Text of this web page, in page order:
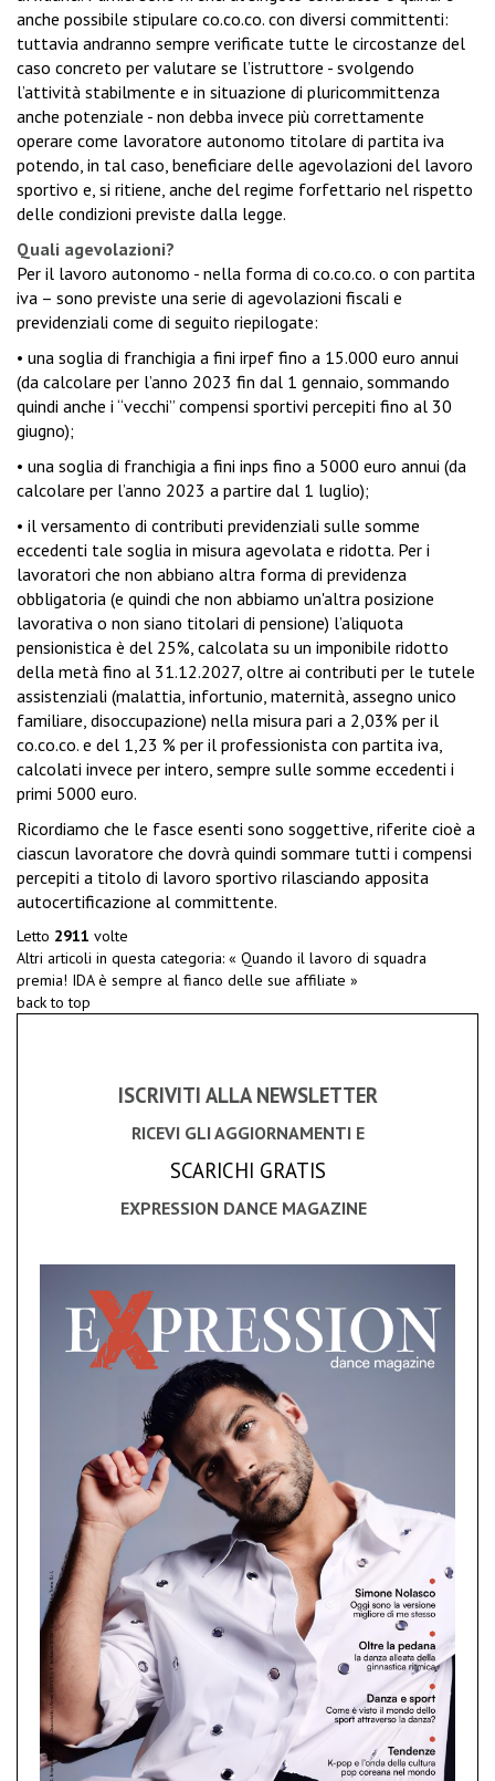
anche possibile stipulare co.co.co. con diversi committenti:
tuttavia andranno sempre verificate tutte le circostanze del
caso concreto per valutare se l’istruttore - svolgendo
l’attività stabilmente e in situazione di pluricommittenza
anche potenziale - non debba invece più correttamente
operare come lavoratore autonomo titolare di partita iva
potendo, in tal caso, beneficiare delle agevolazioni del lavoro
sportivo e, si ritiene, anche del regime forfettario nel rispetto
delle condizioni previste dalla legge.
Quali agevolazioni?
Per il lavoro autonomo - nella forma di co.co.co. o con partita
iva – sono previste una serie di agevolazioni fiscali e
previdenziali come di seguito riepilogate:
• una soglia di franchigia a fini irpef fino a 15.000 euro annui
(da calcolare per l’anno 2023 fin dal 1 gennaio, sommando
quindi anche i “vecchi” compensi sportivi percepiti fino al 30
giugno);
• una soglia di franchigia a fini inps fino a 5000 euro annui (da
calcolare per l’anno 2023 a partire dal 1 luglio);
• il versamento di contributi previdenziali sulle somme
eccedenti tale soglia in misura agevolata e ridotta. Per i
lavoratori che non abbiano altra forma di previdenza
obbligatoria (e quindi che non abbiamo un'altra posizione
lavorativa o non siano titolari di pensione) l’aliquota
pensionistica è del 25%, calcolata su un imponibile ridotto
della metà fino al 31.12.2027, oltre ai contributi per le tutele
assistenziali (malattia, infortunio, maternità, assegno unico
familiare, disoccupazione) nella misura pari a 2,03% per il
co.co.co. e del 1,23 % per il professionista con partita iva,
calcolati invece per intero, sempre sulle somme eccedenti i
primi 5000 euro.
Ricordiamo che le fasce esenti sono soggettive, riferite cioè a
ciascun lavoratore che dovrà quindi sommare tutti i compensi
percepiti a titolo di lavoro sportivo rilasciando apposita
autocertificazione al committente.
Letto 2911 volte
Altri articoli in questa categoria: « Quando il lavoro di squadra
premia! IDA è sempre al fianco delle sue affiliate »
back to top
ISCRIVITI ALLA NEWSLETTER
RICEVI GLI AGGIORNAMENTI E
SCARICHI GRATIS
EXPRESSION DANCE MAGAZINE